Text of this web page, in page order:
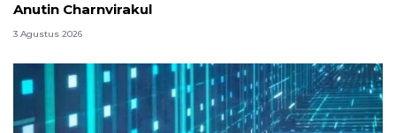
Anutin Charnvirakul
3 Agustus 2026